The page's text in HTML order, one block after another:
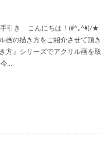
手引き こんにちは！(#^｡^#)/★
画の描き方をご紹介させて頂き
方』シリーズでアクリル画を取
今…